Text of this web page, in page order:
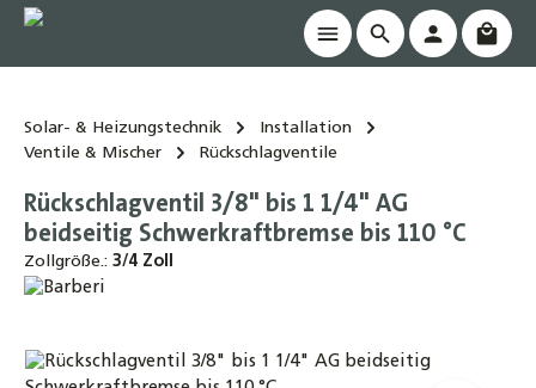
springen
Solar- & Heizungstechnik
Installation
Ventile & Mischer
Rückschlagventile
Rückschlagventil 3/8" bis 1 1/4" AG
beidseitig Schwerkraftbremse bis 110 °C
Zollgröße.: 3/4 Zoll
Bildergalerie überspringen